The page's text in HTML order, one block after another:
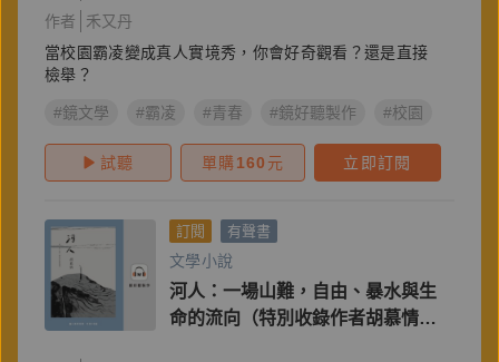
作者
禾又丹
當校園霸凌變成真人實境秀，你會好奇觀看？還是直接
檢舉？
#鏡文學 #霸凌 #青春 #鏡好聽製作 #校園
試聽 單購160 元 立即訂閱
訂閱 有聲書
文學小說
河人：一場山難，自由、暴水與生
命的流向（特別收錄作者胡慕情親